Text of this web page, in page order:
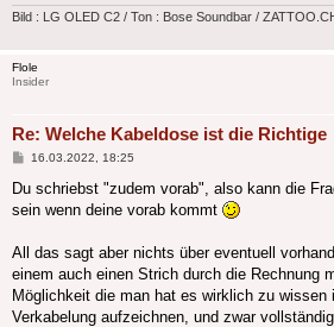
Bild : LG OLED C2 / Ton : Bose Soundbar /
Flole
Insider
Re: Welche Kabeldose ist die Richtige
Beitrag
16.03.2022, 18:25
Du schriebst "zudem vorab", also kann die
sein wenn deine vorab kommt
All das sagt aber nichts über eventuell
einem auch einen Strich durch die Rechnung
Möglichkeit die man hat es wirklich zu wissen
Verkabelung aufzeichnen, und zwar